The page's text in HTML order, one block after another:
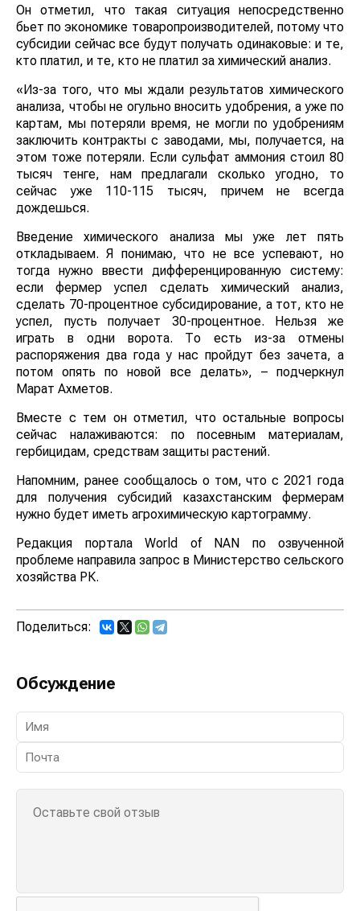
Он отметил, что такая ситуация непосредственно
бьет по экономике товаропроизводителей, потому что
субсидии сейчас все будут получать одинаковые: и те,
кто платил, и те, кто не платил за химический анализ.
«Из-за того, что мы ждали результатов химического
анализа, чтобы не огульно вносить удобрения, а уже по
картам, мы потеряли время, не могли по удобрениям
заключить контракты с заводами, мы, получается, на
этом тоже потеряли. Если сульфат аммония стоил 80
тысяч тенге, нам предлагали сколько угодно, то
сейчас уже 110-115 тысяч, причем не всегда
дождешься.
Введение химического анализа мы уже лет пять
откладываем. Я понимаю, что не все успевают, но
тогда нужно ввести дифференцированную систему:
если фермер успел сделать химический анализ,
сделать 70-процентное субсидирование, а тот, кто не
успел, пусть получает 30-процентное. Нельзя же
играть в одни ворота. То есть из-за отмены
распоряжения два года у нас пройдут без зачета, а
потом опять по новой все делать», – подчеркнул
Марат Ахметов.
Вместе с тем он отметил, что остальные вопросы
сейчас налаживаются: по посевным материалам,
гербицидам, средствам защиты растений.
Напомним, ранее сообщалось о том, что с 2021 года
для получения субсидий казахстанским фермерам
нужно будет иметь агрохимическую картограмму.
Редакция портала World of NAN по озвученной
проблеме направила запрос в Министерство сельского
хозяйства РК.
Поделиться:
Обсуждение